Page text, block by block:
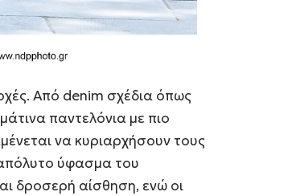
Από denim σχέδια όπως
παντελόνια με πιο
να κυριαρχήσουν τους
ύφασμα του
δροσερή αίσθηση, ενώ οι